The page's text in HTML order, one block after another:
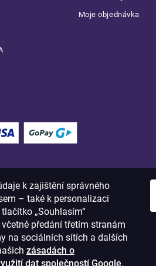
k zajištění správného
– také k personalizaci
„Souhlasím“
předání třetím stranám
na sociálních sítích a dalších
zásadách o
dat společností Google.
Moje objednávka